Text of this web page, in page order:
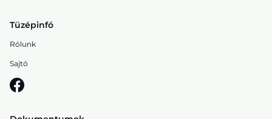
Tüzépinfó
Rólunk
Sajtó